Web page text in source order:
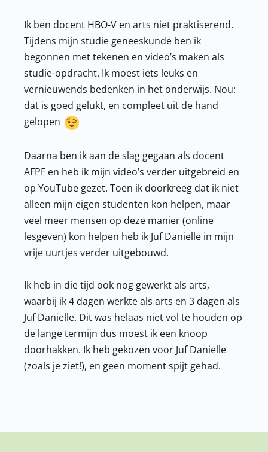
Ik ben docent HBO-V en arts niet praktiserend.
Tijdens mijn studie geneeskunde ben ik
begonnen met tekenen en video’s maken als
studie-opdracht. Ik moest iets leuks en
vernieuwends bedenken in het onderwijs. Nou:
dat is goed gelukt, en compleet uit de hand
gelopen
Daarna ben ik aan de slag gegaan als docent
AFPF en heb ik mijn video’s verder uitgebreid en
op YouTube gezet. Toen ik doorkreeg dat ik niet
alleen mijn eigen studenten kon helpen, maar
veel meer mensen op deze manier (online
lesgeven) kon helpen heb ik Juf Danielle in mijn
vrije uurtjes verder uitgebouwd.
Ik heb in die tijd ook nog gewerkt als arts,
waarbij ik 4 dagen werkte als arts en 3 dagen als
Juf Danielle. Dit was helaas niet vol te houden op
de lange termijn dus moest ik een knoop
doorhakken. Ik heb gekozen voor Juf Danielle
(zoals je ziet!), en geen moment spijt gehad.